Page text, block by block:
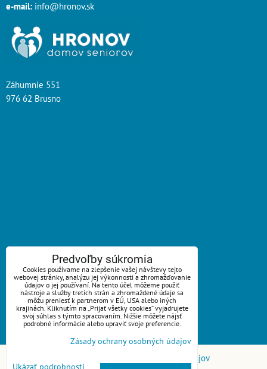
e-mail: info@hronov.sk
Záhumnie 551
976 62 Brusno
ZAVOLÁME VÁM SPÄŤ
Váš telefón:*
Zásady ochrany osobných údajov
Predvoľby súkromia
Cookies používame na zlepšenie vašej návštevy tejto
webovej stránky, analýzu jej výkonnosti a zhromažďovanie
údajov o jej používaní. Na tento účel môžeme použiť
nástroje a služby tretích strán a zhromaždené údaje sa
môžu preniesť k partnerom v EÚ, USA alebo iných
krajinách. Kliknutím na „Prijať všetky cookies“ vyjadrujete
svoj súhlas s týmto spracovaním. Nižšie môžete nájsť
podrobné informácie alebo upraviť svoje preferencie.
Zásady ochrany osobných údajov
Ukázať podrobnosti